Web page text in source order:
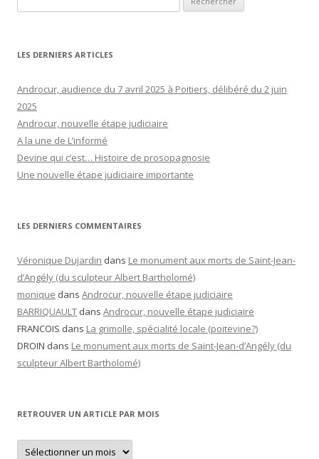
LES DERNIERS ARTICLES
Androcur, audience du 7 avril 2025 à Poitiers, délibéré du 2 juin
2025
Androcur, nouvelle étape judiciaire
A la une de L’informé
Devine qui c’est… Histoire de prosopagnosie
Une nouvelle étape judiciaire importante
LES DERNIERS COMMENTAIRES
Véronique Dujardin dans Le monument aux morts de Saint-Jean-
d’Angély (du sculpteur Albert Bartholomé)
monique dans Androcur, nouvelle étape judiciaire
BARRIQUAULT dans Androcur, nouvelle étape judiciaire
FRANCOIS dans La grimolle, spécialité locale (poitevine?)
DROIN dans Le monument aux morts de Saint-Jean-d’Angély (du
sculpteur Albert Bartholomé)
RETROUVER UN ARTICLE PAR MOIS
Retrouver
un